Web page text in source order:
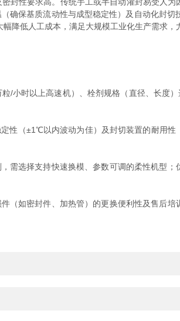
保基质流动性与成型稳定性）及自动化封切
低人工成本，满足大规模工业化生产需求，
时以上高速机）、栓剂规格（直径、长度）
（±1℃以内波动为佳）及封切装置的耐用性
选择支持快速换模、参数可调的柔性机型；
如密封件、加热管）的更换便利性及售后培